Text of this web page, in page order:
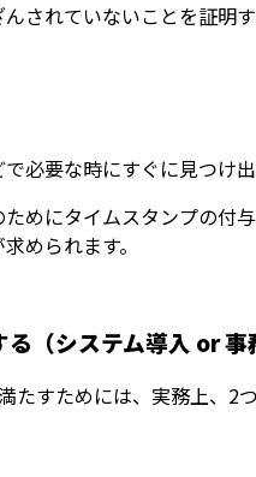
されていないことを証明
必要な時にすぐに見つけ
めにタイムスタンプの付
められます。
（システム導入 or
たすためには、実務上、2